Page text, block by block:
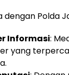
dengan Polda
Informasi:
yang